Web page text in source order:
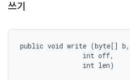
쓰기
public void write (byte[] b,
                int off,
                int len)